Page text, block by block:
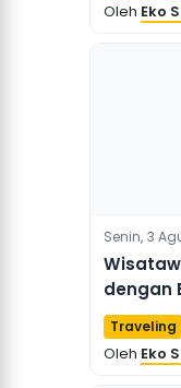
Oleh Eko
Senin, 3
dengan
Gurun
Dalam
Traveling
Oleh Eko